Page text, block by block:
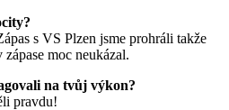
s VS Plzen jsme prohráli takže
moc neukázal.
na tvůj výkon?
pravdu!